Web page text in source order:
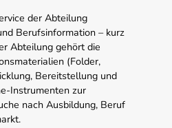
der Abteilung
Berufsinformation – kurz
Abteilung gehört die
(Folder,
Bereitstellung und
Instrumenten zur
nach Ausbildung, Beruf